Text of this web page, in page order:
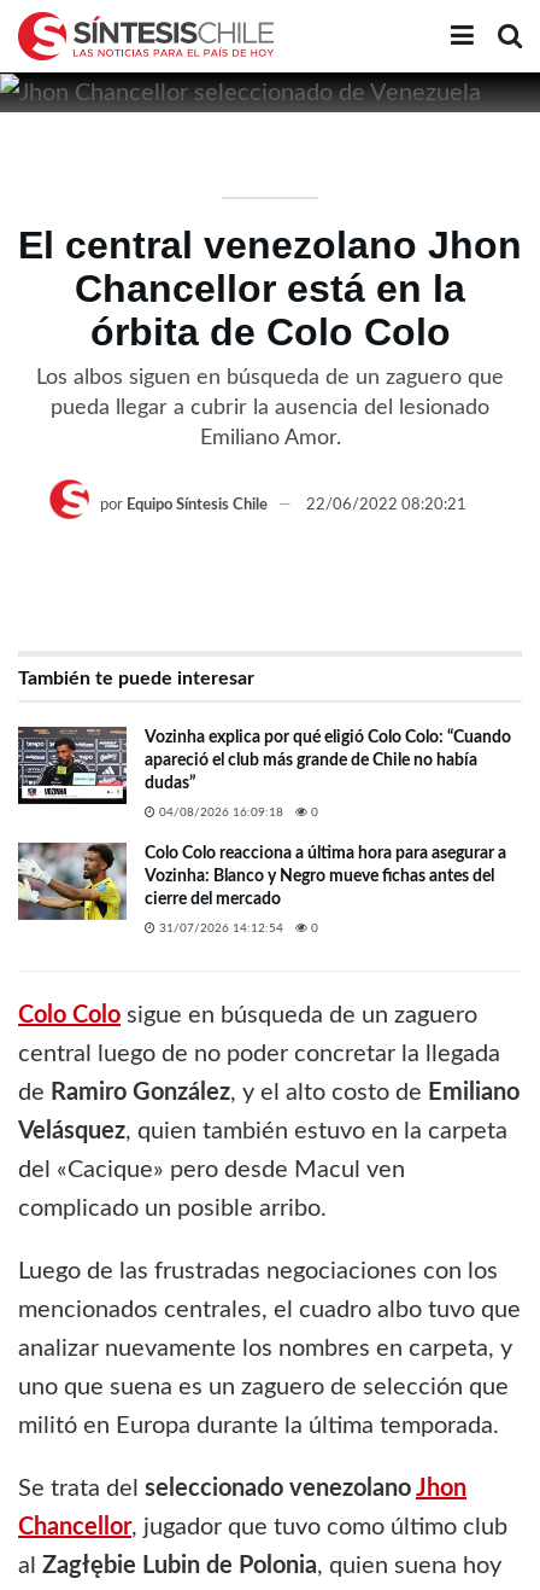
El central venezolano Jhon
Chancellor está en la
órbita de Colo Colo
Los albos siguen en búsqueda de un zaguero que
pueda llegar a cubrir la ausencia del lesionado
Emiliano Amor.
por Equipo Síntesis Chile 22/06/2022 08:20:21
También te puede interesar
Vozinha explica por qué eligió Colo Colo: “Cuando
apareció el club más grande de Chile no había
dudas”
04/08/2026 16:09:18 0
Colo Colo reacciona a última hora para asegurar a
Vozinha: Blanco y Negro mueve fichas antes del
cierre del mercado
31/07/2026 14:12:54 0
Colo Colo sigue en búsqueda de un zaguero
central luego de no poder concretar la llegada
de Ramiro González, y el alto costo de Emiliano
Velásquez, quien también estuvo en la carpeta
del «Cacique» pero desde Macul ven
complicado un posible arribo.
Luego de las frustradas negociaciones con los
mencionados centrales, el cuadro albo tuvo que
analizar nuevamente los nombres en carpeta, y
uno que suena es un zaguero de selección que
militó en Europa durante la última temporada.
Se trata del seleccionado venezolano Jhon
Chancellor, jugador que tuvo como último club
al Zagłębie Lubin de Polonia, quien suena hoy